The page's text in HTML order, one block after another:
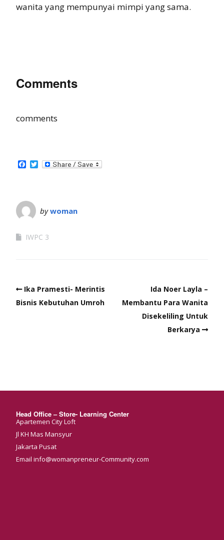
wanita yang mempunyai mimpi yang sama.
Comments
comments
Facebook
Twitter
bywoman
IWPC 3
Ika Pramesti- Merintis
Bisnis Kebutuhan Umroh
Ida Noer Layla –
Membantu Para Wanita
Disekeliling Untuk
Berkarya
Head Office – Store- Learning Center
Apartemen City Loft
Jl KH Mas Mansyur
Jakarta Pusat
Email info@womanpreneur-Community.com